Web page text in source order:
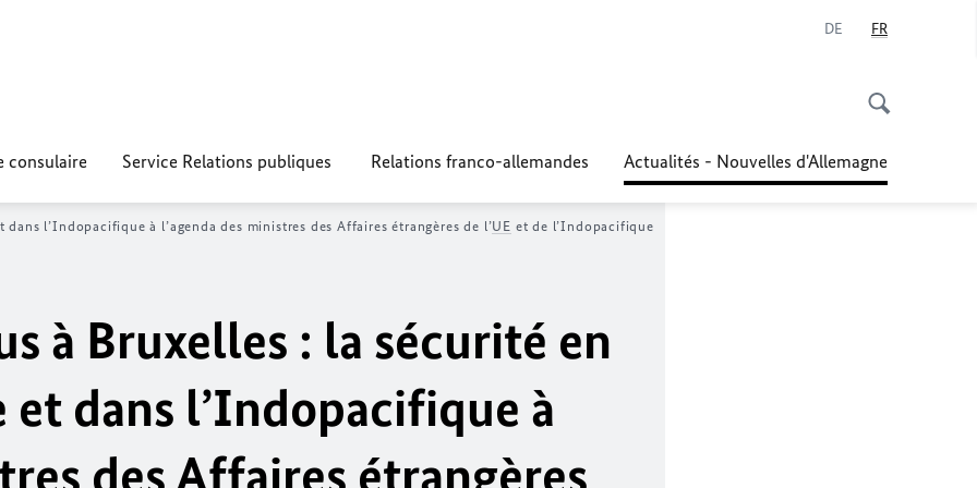
DE FR
consulaire Service Relations publiques Relations franco-allemandes Actualités - Nouvelles d'Allemagne
l’Indopacifique à l’agenda des ministres des Affaires étrangères de l’UE et de l’Indopacifique
à Bruxelles : la sécurité en
dans l’Indopacifique à
des Affaires étrangères